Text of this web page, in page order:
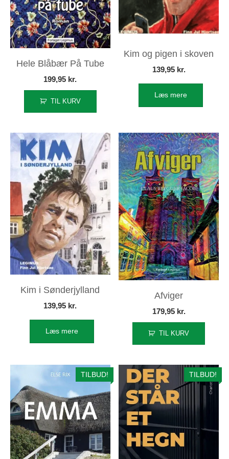
Hele Blåbær På Tube
199,95 kr.
TIL KURV
Kim og pigen i skoven
139,95 kr.
Læs mere
Kim i Sønderjylland
139,95 kr.
Læs mere
Afviger
179,95 kr.
TIL KURV
TILBUD! TILBUD!